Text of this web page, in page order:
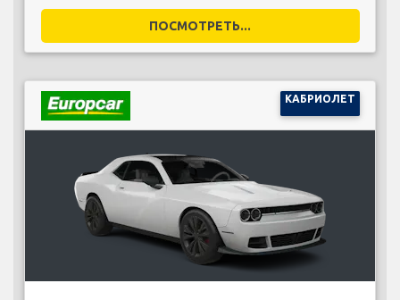
ПОСМОТРЕТЬ...
КАБРИОЛЕТ